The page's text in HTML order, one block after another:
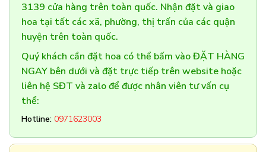
3139 cửa hàng trên toàn quốc. Nhận đặt và giao
hoa tại tất các xã, phường, thị trấn của các quận
huyện trên toàn quốc.
Quý khách cần đặt hoa có thể bấm vào ĐẶT HÀNG
NGAY bên dưới và đặt trực tiếp trên website hoặc
liên hệ SĐT và zalo để được nhân viên tư vấn cụ
thể:
Hotline: 0971623003